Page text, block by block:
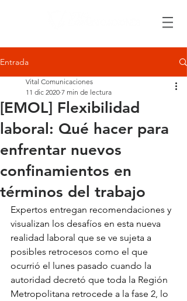
Entrada
[EMOL] Flexibilidad
laboral: Qué hacer para
enfrentar nuevos
confinamientos en
términos del trabajo
Vital Comunicaciones
11 dic 2020 7 min de lectura
Expertos entregan recomendaciones y
visualizan los desafíos en esta nueva
realidad laboral que se ve sujeta a
posibles retrocesos como el que
ocurrió el lunes pasado cuando la
autoridad decretó que toda la Región
Metropolitana retrocede a la fase 2, lo